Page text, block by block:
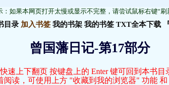
：如果本网页打开太慢或显示不完整，请尝试鼠标右键“刷
目录 加入书签 我的书架 我的书签 TXT全本下载
曾国藩日记-第17部分
上下翻页 按键盘上的 Enter 键可回到本书目
读，可使用上方 "收藏到我的浏览器" 功能 和